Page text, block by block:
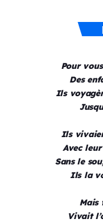
Pour
Des
Ils
Ils
Avec
Sans le
Ils la
Mais
Vivait